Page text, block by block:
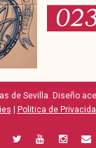
de Sevilla. Diseño
| Politica de